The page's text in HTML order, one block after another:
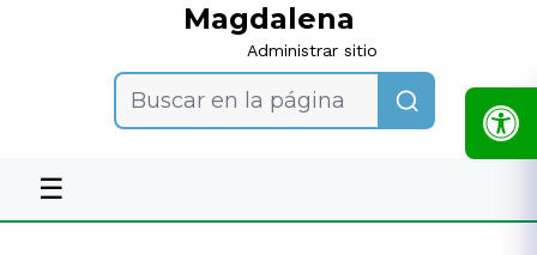
Magdalena
Administrar sitio
Buscar en la página
☰